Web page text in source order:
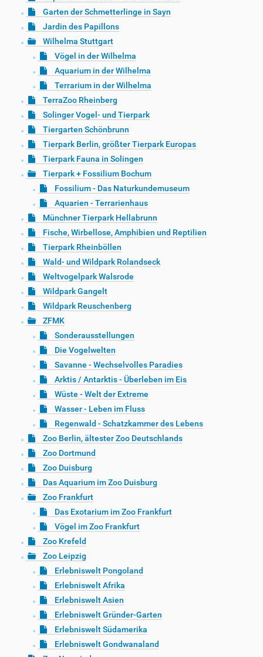
Garten der Schmetterlinge in Sayn
Jardin des Papillons
Wilhelma Stuttgart
Vögel in der Wilhelma
Aquarium in der Wilhelma
Terrarium in der Wilhelma
TerraZoo Rheinberg
Solinger Vogel- und Tierpark
Tiergarten Schönbrunn
Tierpark Berlin, größter Tierpark Europas
Tierpark Fauna in Solingen
Tierpark + Fossilium Bochum
Fossilium - Das Naturkundemuseum
Aquarien - Terrarienhaus
Münchner Tierpark Hellabrunn
Fische, Wirbellose, Amphibien und Reptilien
Tierpark Rheinböllen
Wald- und Wildpark Rolandseck
Weltvogelpark Walsrode
Wildpark Gangelt
Wildpark Reuschenberg
ZFMK
Sonderausstellungen
Die Vogelwelten
Savanne - Wechselvolles Paradies
Arktis / Antarktis - Überleben im Eis
Wüste - Welt der Extreme
Wasser - Leben im Fluss
Regenwald - Schatzkammer des Lebens
Zoo Berlin, ältester Zoo Deutschlands
Zoo Dortmund
Zoo Duisburg
Das Aquarium im Zoo Duisburg
Zoo Frankfurt
Das Exotarium im Zoo Frankfurt
Vögel im Zoo Frankfurt
Zoo Krefeld
Zoo Leipzig
Erlebniswelt Pongoland
Erlebniswelt Afrika
Erlebniswelt Asien
Erlebniswelt Gründer-Garten
Erlebniswelt Südamerika
Erlebniswelt Gondwanaland